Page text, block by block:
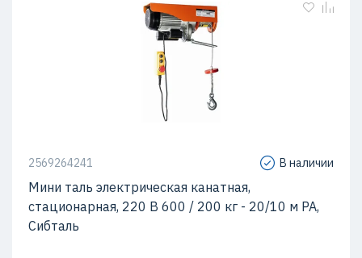
2569264241 В наличии
Мини таль электрическая канатная,
стационарная, 220 В 600 / 200 кг - 20/10 м РА,
Сибталь